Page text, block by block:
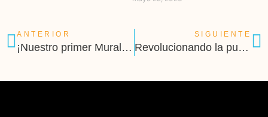
ANTERIOR
¡Nuestro primer Mural OOH en Quito!
SIGUIENTE
Revolucionando la publicidad exterior con “Sexy OOH”